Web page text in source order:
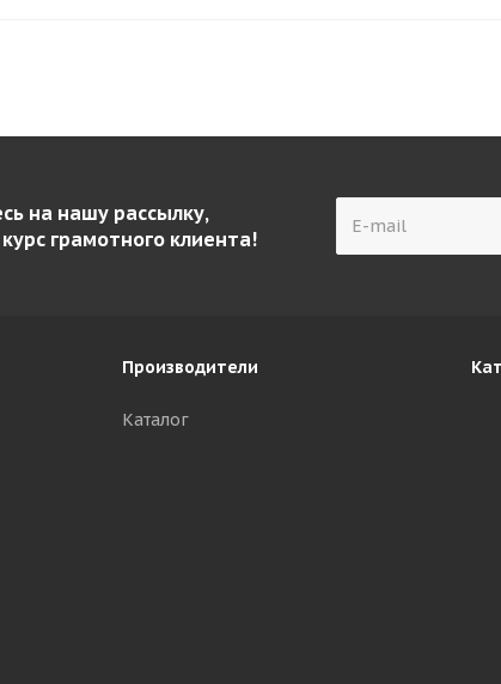
на нашу рассылку,
грамотного клиента!
Производители
Каталог